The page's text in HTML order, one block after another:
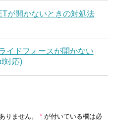
が開かないときの対処法
イドフォースが開かない
対応)
りません。 * が付いている欄は必